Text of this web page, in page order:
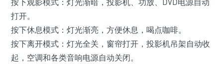
按下观影模式：灯光渐暗，投影机、功放、DVD电源自动
打开。
按下休息模式：灯光渐亮，方便休息，喝点咖啡。
按下离开模式：灯光全关，窗帘打开，投影机吊架自动收
起，空调和各类音响电源自动关闭。